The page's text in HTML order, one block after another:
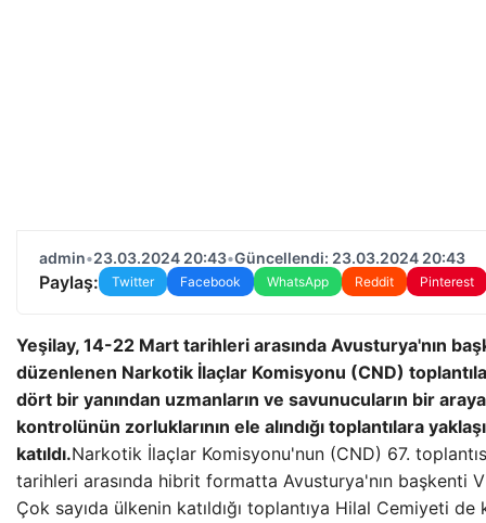
admin•23.03.2024 20:43•Güncellendi: 23.03.2024 20:43
Paylaş: Twitter Facebook WhatsApp Reddit Pinterest
Yeşilay, 14-22 Mart tarihleri ​​arasında Avusturya'nın
düzenlenen Narkotik İlaçlar Komisyonu (CND)
dört bir yanından uzmanların ve savunucuların bir
kontrolünün zorluklarının ele alındığı toplantılara
katıldı.Narkotik İlaçlar Komisyonu'nun (CND) 67.
tarihleri ​​arasında hibrit formatta Avusturya'nın başkenti
Çok sayıda ülkenin katıldığı toplantıya Hilal Cemiyeti de